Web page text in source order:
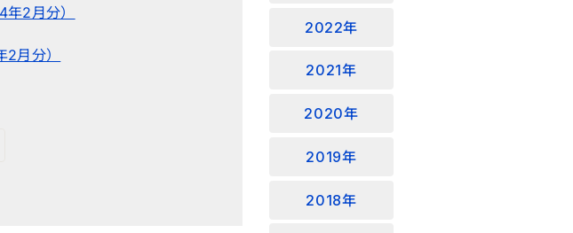
2月分）
月分）
2022年
2021年
2020年
2019年
2018年